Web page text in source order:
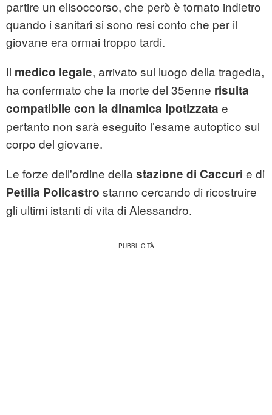
partire un elisoccorso, che però è tornato indietro
quando i sanitari si sono resi conto che per il
giovane era ormai troppo tardi.
Il medico legale, arrivato sul luogo della tragedia,
ha confermato che la morte del 35enne risulta
compatibile con la dinamica ipotizzata e
pertanto non sarà eseguito l’esame autoptico sul
corpo del giovane.
Le forze dell'ordine della stazione di Caccuri e di
Petilia Policastro stanno cercando di ricostruire
gli ultimi istanti di vita di Alessandro.